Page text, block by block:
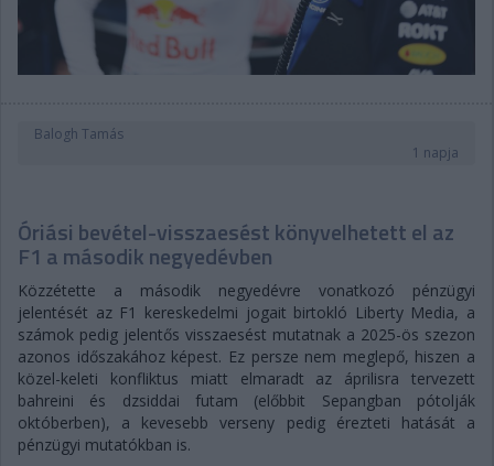
Balogh Tamás
1 napja
Óriási bevétel-visszaesést könyvelhetett el az
F1 a második negyedévben
Közzétette a második negyedévre vonatkozó pénzügyi
jelentését az F1 kereskedelmi jogait birtokló Liberty Media, a
számok pedig jelentős visszaesést mutatnak a 2025-ös szezon
azonos időszakához képest. Ez persze nem meglepő, hiszen a
közel-keleti konfliktus miatt elmaradt az áprilisra tervezett
bahreini és dzsiddai futam (előbbit Sepangban pótolják
októberben), a kevesebb verseny pedig érezteti hatását a
pénzügyi mutatókban is.